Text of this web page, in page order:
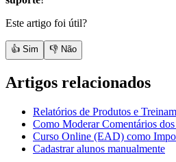
Este artigo foi útil?
👍 Sim 👎 Não
Artigos relacionados
Relatórios de Produtos e
Como Moderar Comentários
Curso Online (EAD) como
Cadastrar alunos manualmente